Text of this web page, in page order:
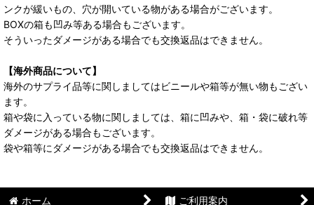
ンクが緩いもの、穴が開いている物がある場合がございます。
BOXの箱も凹み等ある場合もございます。
そういったダメージがある場合でも交換返品はできません。
【海外商品について】
海外のサプライ品等に関しましてはビニールや箱等が無い物もござい
ます。
箱や袋に入っている物に関しましては、箱に凹みや、箱・袋に破れ等
ダメージがある場合もございます。
袋や箱等にダメージがある場合でも交換返品はできません。
ホーム ご利用案内